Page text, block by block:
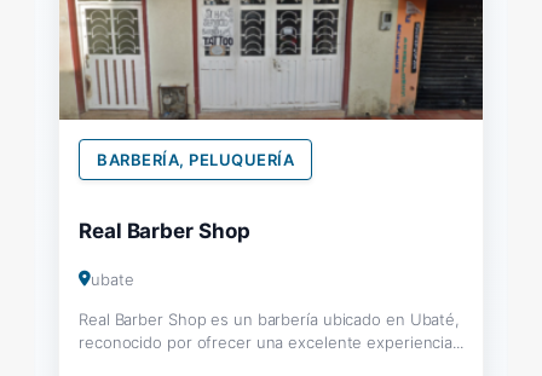
BARBERÍA, PELUQUERÍA
Real Barber Shop
ubate
Real Barber Shop es un barbería ubicado en Ubaté,
reconocido por ofrecer una excelente experiencia...